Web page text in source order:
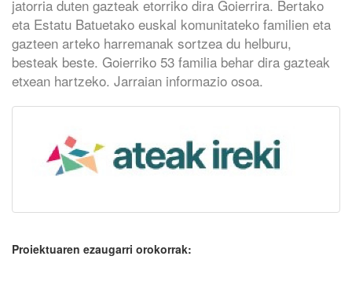
jatorria duten gazteak etorriko dira Goierrira. Bertako
eta Estatu Batuetako euskal komunitateko familien eta
gazteen arteko harremanak sortzea du helburu,
besteak beste. Goierriko 53 familia behar dira gazteak
etxean hartzeko. Jarraian informazio osoa.
Proiektuaren ezaugarri orokorrak: